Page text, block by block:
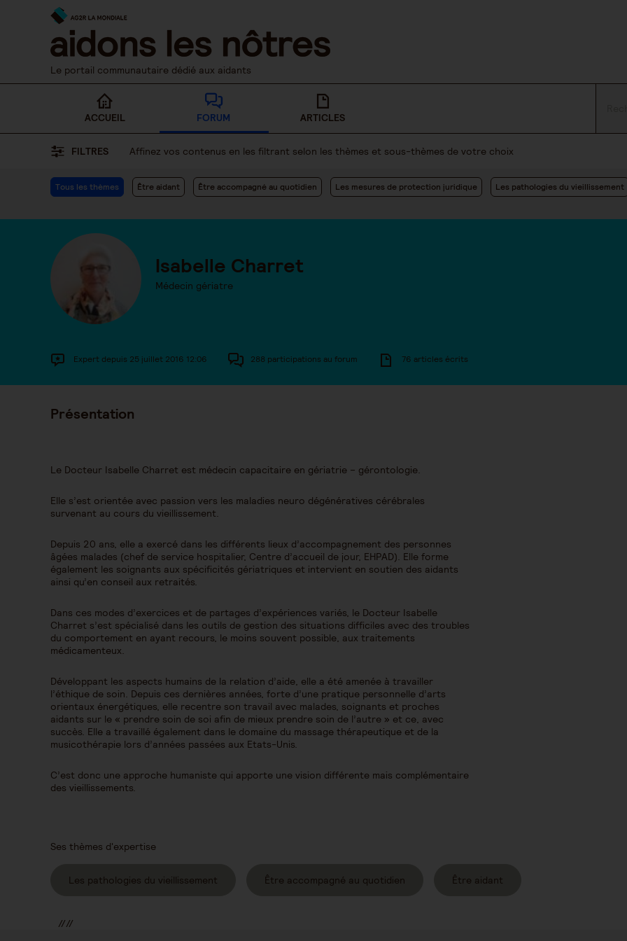
Le portail communautaire dédié aux aidants
ACCUEIL FORUM ARTICLES
FILTRES Affinez vos contenus en les filtrant selon les thèmes et sous-thèmes de votre choix
Tous les thèmes Être aidant Être accompagné au quotidien Les mesures de protection juridique Les pathologies du vieillissement
Isabelle Charret
Médecin gériatre
Expert depuis 25 juillet 2016 12:06 288 participations au forum 76 articles écrits
Présentation
Le Docteur Isabelle Charret est médecin capacitaire en gériatrie – gérontologie.
Elle s’est orientée avec passion vers les maladies neuro dégénératives cérébrales
survenant au cours du vieillissement.
Depuis 20 ans, elle a exercé dans les différents lieux d’accompagnement des personnes
âgées malades (chef de service hospitalier, Centre d’accueil de jour, EHPAD). Elle forme
également les soignants aux spécificités gériatriques et intervient en soutien des aidants
ainsi qu’en conseil aux retraités.
Dans ces modes d’exercices et de partages d’expériences variés, le Docteur Isabelle
Charret s’est spécialisé dans les outils de gestion des situations difficiles avec des troubles
du comportement en ayant recours, le moins souvent possible, aux traitements
médicamenteux.
Développant les aspects humains de la relation d’aide, elle a été amenée à travailler
l’éthique de soin. Depuis ces dernières années, forte d’une pratique personnelle d’arts
orientaux énergétiques, elle recentre son travail avec malades, soignants et proches
aidants sur le « prendre soin de soi afin de mieux prendre soin de l’autre » et ce, avec
succès. Elle a travaillé également dans le domaine du massage thérapeutique et de la
musicothérapie lors d’années passées aux Etats-Unis.
C’est donc une approche humaniste qui apporte une vision différente mais complémentaire
des vieillissements.
Ses thèmes d'expertise
Les pathologies du vieillissement Être accompagné au quotidien Être aidant
////